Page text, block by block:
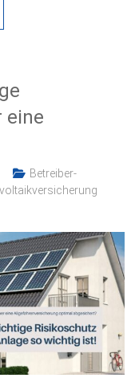
eine
Betreiber-